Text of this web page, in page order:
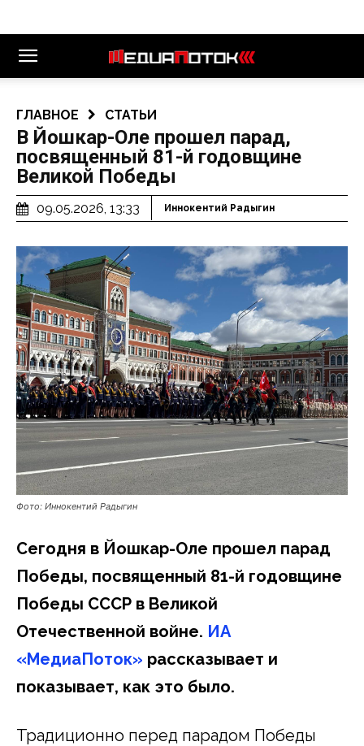
ГЛАВНОЕ СТАТЬИ
В Йошкар-Оле прошел парад,
посвященный 81-й годовщине
Великой Победы
09.05.2026, 13:33 Иннокентий Радыгин
Фото: Иннокентий Радыгин
Сегодня в Йошкар-Оле прошел парад
Победы, посвященный 81-й годовщине
Победы СССР в Великой
Отечественной войне. ИА
«МедиаПоток» рассказывает и
показывает, как это было.
Традиционно перед парадом Победы